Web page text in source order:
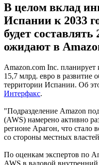
В целом вклад
Испании к 2033
будет
ожидают в
Amazon.com Inc. планирует
15,7 млрд. евро в развитие
территории Испании. Об
Интерфакс.
"Подразделение Amazon
(AWS) намерено активно
регионе Арагон, что стало
со стороны местных
По оценкам экспертов по
AWS в валовой